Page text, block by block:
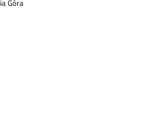
Góra